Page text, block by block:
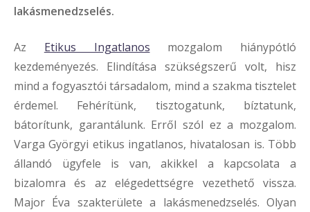
lakásmenedzselés.
Az Etikus Ingatlanos mozgalom hiánypótló
kezdeményezés. Elindítása szükségszerű volt, hisz
mind a fogyasztói társadalom, mind a szakma tisztelet
érdemel. Fehérítünk, tisztogatunk, bíztatunk,
bátorítunk, garantálunk. Erről szól ez a mozgalom.
Varga Györgyi etikus ingatlanos, hivatalosan is. Több
állandó ügyfele is van, akikkel a kapcsolata a
bizalomra és az elégedettségre vezethető vissza.
Major Éva szakterülete a lakásmenedzselés. Olyan